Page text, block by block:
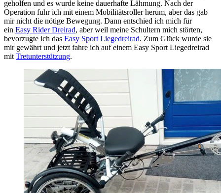
geholfen und es wurde keine dauerhafte Lähmung. Nach der
Operation fuhr ich mit einem Mobilitätsroller herum, aber das gab
mir nicht die nötige Bewegung. Dann entschied ich mich für
ein Easy Rider Dreirad, aber weil meine Schultern mich störten,
bevorzugte ich das Easy Sport Liegedreirad. Zum Glück wurde sie
mir gewährt und jetzt fahre ich auf einem Easy Sport Liegedreirad
mitTretunterstützung.